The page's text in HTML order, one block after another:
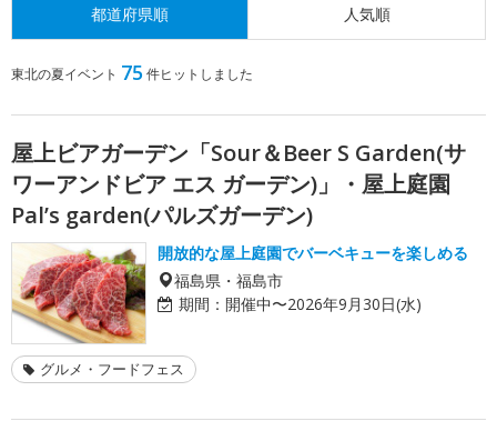
都道府県順 人気順
東北の夏イベント 75 件ヒットしました
屋上ビアガーデン「Sour＆Beer S Garden(サ
ワーアンドビア エス ガーデン)」・屋上庭園
Pal’s garden(パルズガーデン)
開放的な屋上庭園でバーベキューを楽しめる
福島県・福島市
期間： 開催中〜2026年9月30日(水)
グルメ・フードフェス